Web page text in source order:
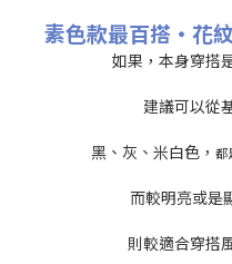
素色款最百搭‧花
如果，本身穿搭
建議可以從
黑、灰、米白色， 都
而較明亮或是
則較適合穿搭